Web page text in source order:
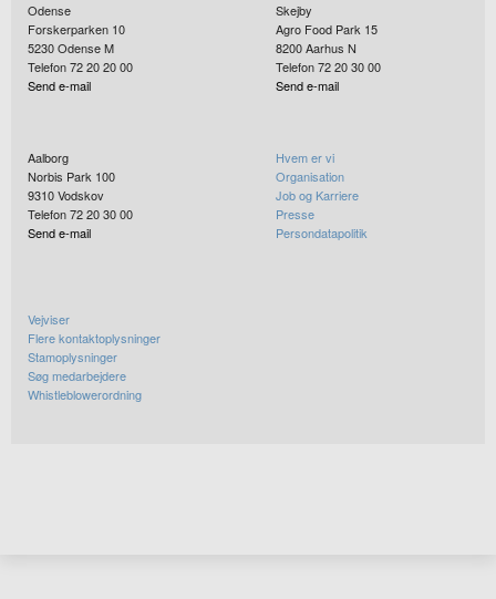
Odense
Forskerparken 10
5230Odense M
Telefon 72 20 20 00
Send e-mail
Skejby
Agro Food Park 15
8200Aarhus N
Telefon 72 20 30 00
Send e-mail
Aalborg
Norbis Park 100
9310Vodskov
Telefon 72 20 30 00
Send e-mail
Hvem er vi
Organisation
Job og Karriere
Presse
Persondatapolitik
Vejviser
Flere kontaktoplysninger
Stamoplysninger
Søg medarbejdere
Whistleblowerordning